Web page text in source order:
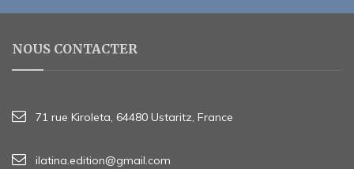
NOUS CONTACTER
71 rue Kiroleta, 64480 Ustaritz, France
ilatina.edition@gmail.com